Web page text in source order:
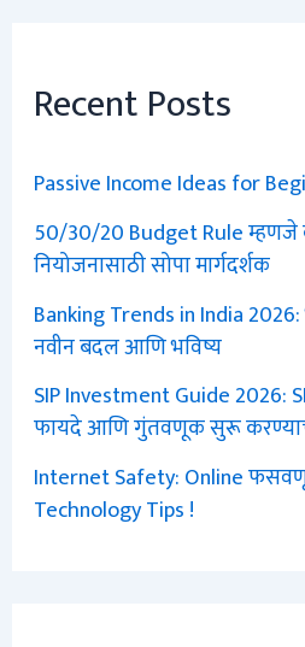
Recent Posts
Passive Income Ideas for
50/30/20 Budget Rule म्हणजे
नियोजनासाठी सोपा मार्गदर्शक
Banking Trends in India 2026:
नवीन बदल आणि भविष्य
SIP Investment Guide 2026:
फायदे आणि गुंतवणूक सुरू
Internet Safety: Online
Technology Tips !